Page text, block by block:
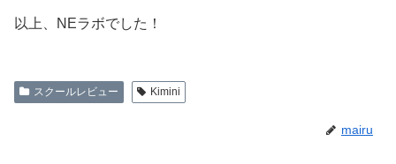
以上、NEラボでした！
スクールレビュー Kimini
mairu